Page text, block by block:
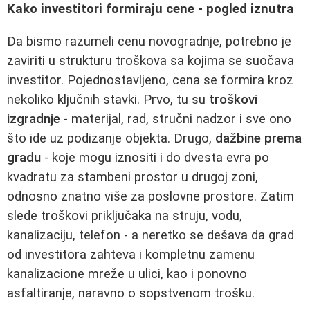
Kako investitori formiraju cene - pogled iznutra
Da bismo razumeli cenu novogradnje, potrebno je
zaviriti u strukturu troškova sa kojima se suočava
investitor. Pojednostavljeno, cena se formira kroz
nekoliko ključnih stavki. Prvo, tu su troškovi
izgradnje - materijal, rad, stručni nadzor i sve ono
što ide uz podizanje objekta. Drugo, dažbine prema
gradu - koje mogu iznositi i do dvesta evra po
kvadratu za stambeni prostor u drugoj zoni,
odnosno znatno više za poslovne prostore. Zatim
slede troškovi priključaka na struju, vodu,
kanalizaciju, telefon - a neretko se dešava da grad
od investitora zahteva i kompletnu zamenu
kanalizacione mreže u ulici, kao i ponovno
asfaltiranje, naravno o sopstvenom trošku.